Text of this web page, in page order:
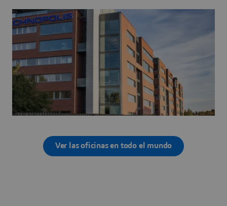
Ver las oficinas en todo el mundo